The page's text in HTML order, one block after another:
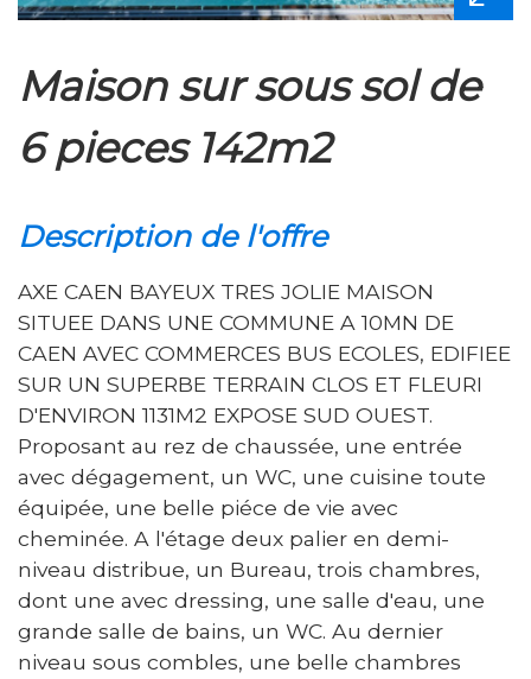
maison sur sous sol de
6 pieces 142m2
description de l'offre
AXE CAEN BAYEUX TRES JOLIE MAISON
SITUEE DANS UNE COMMUNE A 10MN DE
CAEN AVEC COMMERCES BUS ECOLES, EDIFIEE
SUR UN SUPERBE TERRAIN CLOS ET FLEURI
D'ENVIRON 1131M2 EXPOSE SUD OUEST.
Proposant au rez de chaussée, une entrée
avec dégagement, un WC, une cuisine toute
équipée, une belle piéce de vie avec
cheminée. A l'étage deux palier en demi-
niveau distribue, un Bureau, trois chambres,
dont une avec dressing, une salle d'eau, une
grande salle de bains, un WC. Au dernier
niveau sous combles, une belle chambres